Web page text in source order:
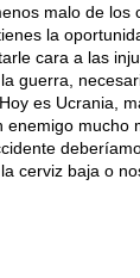
malo de los
la
cara a las
guerra,
es Ucrania,
enemigo mucho
cerviz baja o